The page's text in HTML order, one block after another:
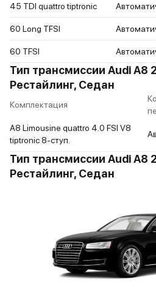
45 TDI quattro tiptronic
60 Long TFSI
60 TFSI
Тип трансмиссии Audi A8
Рестайлинг, Седан
Комплектация
A8 Limousine quattro 4.0 FSI V8
tiptronic 8-ступ.
Тип трансмиссии Audi A8
Рестайлинг, Седан